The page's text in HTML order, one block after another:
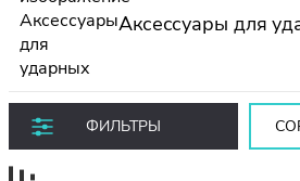
Аксессуары для
ФИЛЬТРЫ